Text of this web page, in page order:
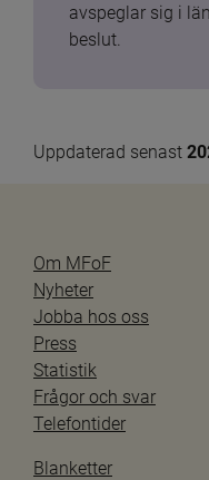
avspeglar sig i
beslut.
Uppdaterad senast
Om MFoF
Nyheter
Jobba hos oss
Press
Statistik
Frågor och svar
Telefontider
Blanketter